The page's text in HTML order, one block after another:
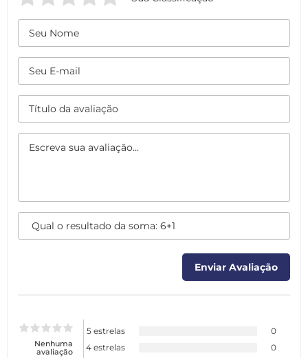
Nenhuma
avaliação
5 estrelas
0
4 estrelas
0